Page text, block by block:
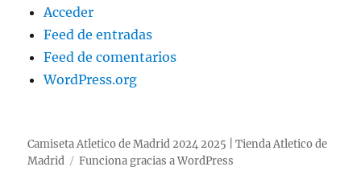
Acceder
Feed de entradas
Feed de comentarios
WordPress.org
Camiseta Atletico de Madrid 2024 2025 | Tienda Atletico de
Madrid
Funciona gracias a WordPress